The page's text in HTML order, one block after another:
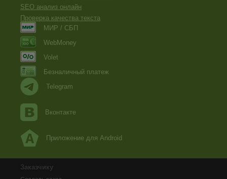
SEO анализ онлайн
Проверка качества текста
МИР / СБП
WebMoney
Volet
Безналичный платеж
Telegram
Вконтакте
Приложение для Android
Заказчику